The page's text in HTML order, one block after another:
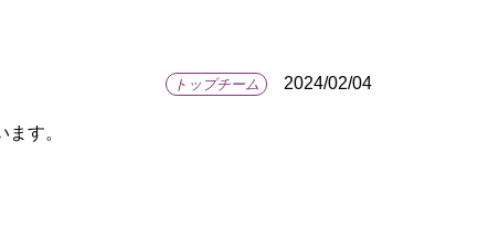
トップチーム 2024/02/04
す。